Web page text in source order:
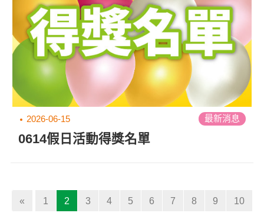
2026-06-15 最新消息
0614假日活動得獎名單
« 1 2 (current)
3 4 5 6 7 8 9 10